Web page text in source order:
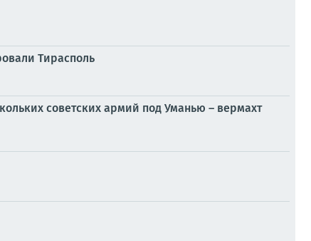
Тирасполь
советских армий под Уманью – вермахт